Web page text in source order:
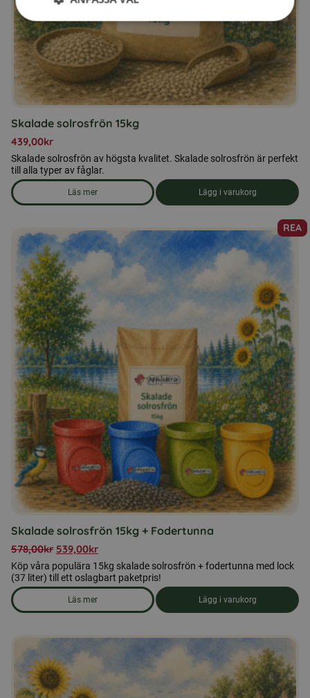
Skalade solrosfrön 15kg
439,00kr
Skalade solrosfrön av högsta kvalitet. Skalade solrosfrön är perfekt
till alla typer av fåglar.
Läs mer
om produkten Skalade solrosfrön 15kg
Lägg i varukorg
REA
Skalade solrosfrön 15kg + Fodertunna
578,00kr 539,00kr
Köp våra populära 15kg skalade solrosfrön + fodertunna med lock
(37 liter) till ett oslagbart paketpris!
Läs mer
om produkten Skalade solrosfrön 15kg + Fodertunna
Lägg i varukorg
Den
här
produkten
har
flera
varianter.
De
olika
alternativen
kan
väljas
på
produktsidan